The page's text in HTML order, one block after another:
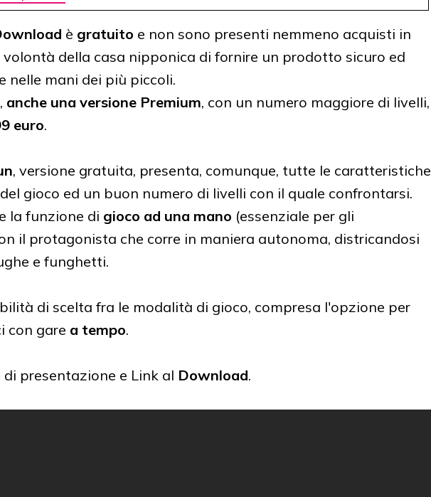
è gratuito e non sono presenti nemmeno acquisti in
della casa nipponica di fornire un prodotto sicuro ed
nelle mani dei più piccoli.
anche una versione Premium, con un numero maggiore di livelli,
euro.
, versione gratuita, presenta, comunque, tutte le caratteristiche
gioco ed un buon numero di livelli con il quale confrontarsi.
la funzione di gioco ad una mano (essenziale per gli
il protagonista che corre in maniera autonoma, districandosi
e funghetti.
di scelta fra le modalità di gioco, compresa l'opzione per
con gare a tempo.
di presentazione e Link al Download.